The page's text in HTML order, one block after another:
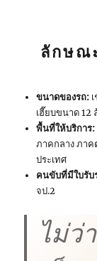
ลักษณ
ขนาดของรถ:เ
เฮี๊ยบขนาด 12
พื้นที่ให้บริการ:
ภาคกลาง ภาค
ประเทศ
คนขับที่มีใบรับ
จป.2
ไม่ว่